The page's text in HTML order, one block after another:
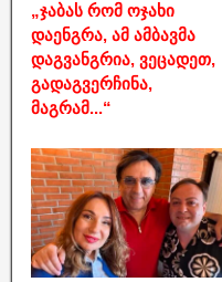
„ჯაბას რომ ოჯახი
დაენგრა, ამ ამბავმა
დაგვანგრია, ვეცადეთ,
გადაგვერჩინა,
მაგრამ...“